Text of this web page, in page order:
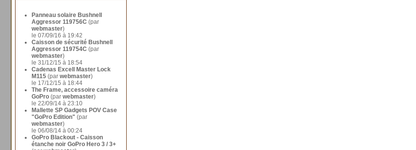
Panneau solaire Bushnell
Aggressor 119756C (par
webmaster)
le 07/09/16 à 19:42
Caisson de sécurité Bushnell
Aggressor 119754C (par
webmaster)
le 31/12/15 à 18:54
Cadenas Excell Master Lock
M115 (par webmaster)
le 17/12/15 à 18:44
The Frame, accessoire caméra
GoPro (par webmaster)
le 22/09/14 à 23:10
Mallette SP Gadgets POV Case
"GoPro Edition" (par
webmaster)
le 06/08/14 à 00:24
GoPro Blackout - Caisson
étanche noir GoPro Hero 3 / 3+